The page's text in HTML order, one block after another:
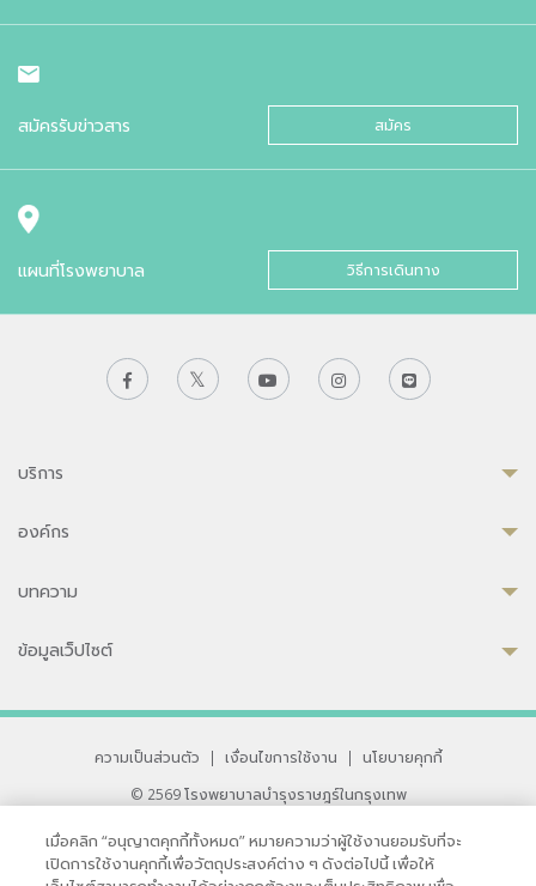
สมัครรับข่าวสาร สมัคร
แผนที่โรงพยาบาล วิธีการเดินทาง
บริการ
องค์กร
บทความ
ข้อมูลเว็ปไซต์
ความเป็นส่วนตัว | เงื่อนไขการใช้งาน |
นโยบายคุกกี้
© 2569 โรงพยาบาลบำรุงราษฎร์ในกรุงเทพ
33 สุขุมวิท ซอย 3 เขตวัฒนา กรุงเทพ 10110 ประเทศไทย
หากท่านมีข้อคิดเห็นหรือปัญหาในการใช้เว็บไซต์ของเรา
เมื่อคลิก “อนุญาตคุกกี้ทั้งหมด” หมายความว่าผู้ใช้งานยอมรับที่จะ
เปิดการใช้งานคุกกี้เพื่อวัตถุประสงค์ต่าง ๆ ดังต่อไปนี้ เพื่อให้